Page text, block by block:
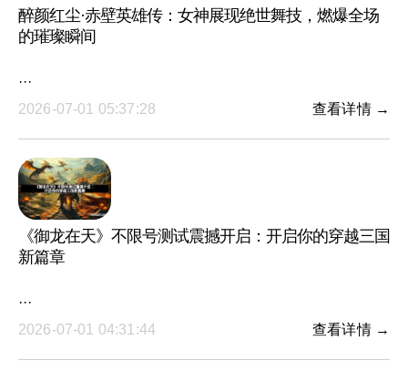
醉颜红尘·赤壁英雄传：女神展现绝世舞技，燃爆全场
的璀璨瞬间
···
2026-07-01 05:37:28
查看详情 →
《御龙在天》不限号测试震撼开启：开启你的穿越三国
新篇章
···
2026-07-01 04:31:44
查看详情 →